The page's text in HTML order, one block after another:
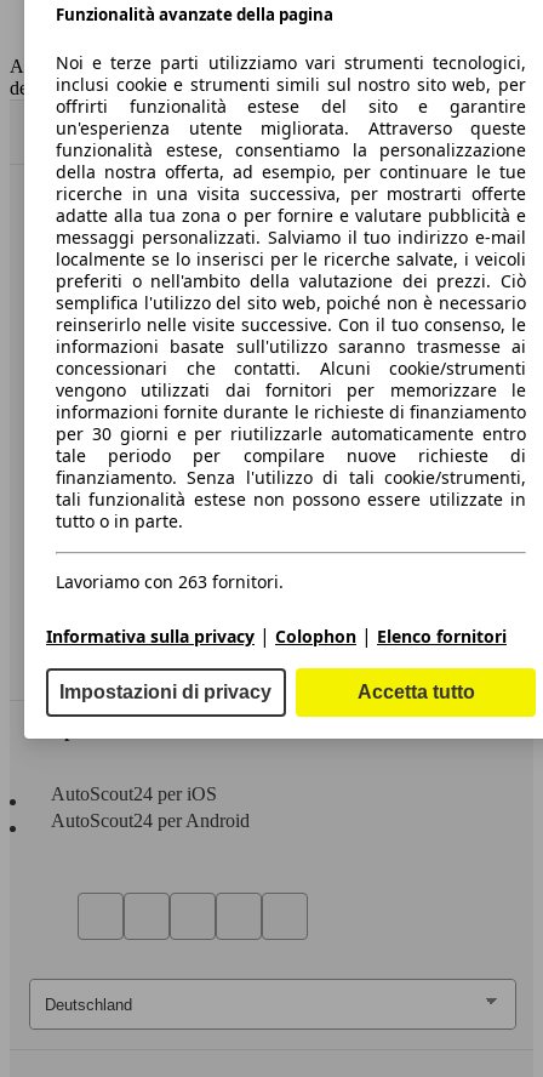
Classe di emissione
Euro 6
AutoScout24 non si assume alcuna responsabilità per la correttezza
dei dati.
Torna su
Benvenuti su AutoScout24, il mercato auto europeo.
Società
A proposito di AutoScout24
Stampa
Media
Condizioni generali
Informazioni
Dichiarazione di Accessibilità
Servizi
Area rivenditori
AutoScout24 per iOS
AutoScout24 per Android
Funzionalità avanzate della pagina
Noi e terze parti utilizziamo vari strumenti tecnologici,
inclusi cookie e strumenti simili sul nostro sito web, per
offrirti funzionalità estese del sito e garantire
un'esperienza utente migliorata. Attraverso queste
funzionalità estese, consentiamo la personalizzazione
della nostra offerta, ad esempio, per continuare le tue
ricerche in una visita successiva, per mostrarti offerte
adatte alla tua zona o per fornire e valutare pubblicità e
messaggi personalizzati. Salviamo il tuo indirizzo e-mail
localmente se lo inserisci per le ricerche salvate, i veicoli
preferiti o nell'ambito della valutazione dei prezzi. Ciò
semplifica l'utilizzo del sito web, poiché non è necessario
reinserirlo nelle visite successive. Con il tuo consenso, le
informazioni basate sull'utilizzo saranno trasmesse ai
concessionari che contatti. Alcuni cookie/strumenti
vengono utilizzati dai fornitori per memorizzare le
informazioni fornite durante le richieste di finanziamento
per 30 giorni e per riutilizzarle automaticamente entro
tale periodo per compilare nuove richieste di
finanziamento. Senza l'utilizzo di tali cookie/strumenti,
tali funzionalità estese non possono essere utilizzate in
tutto o in parte.
Lavoriamo con 263 fornitori.
Informativa sulla privacy | Colophon | Elenco fornitori
Impostazioni di privacy Accetta tutto